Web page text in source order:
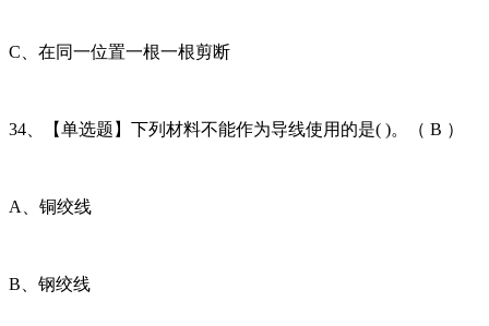
C、在同一位置一根一根剪断
34、【单选题】下列材料不能作为导线使用的是( )。（ B ）
A、铜绞线
B、钢绞线